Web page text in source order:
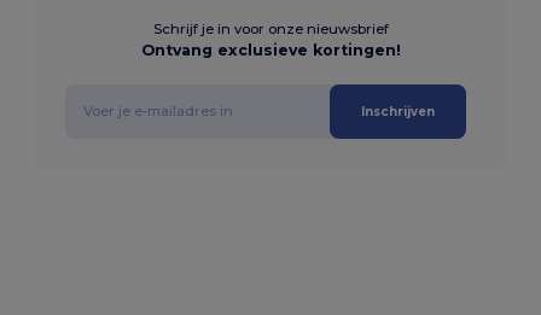
Schrijf je in voor onze nieuwsbrief
Ontvang exclusieve kortingen!
Inschrijven